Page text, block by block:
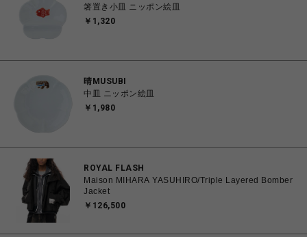
箸置き小皿 ニッポン絵皿
￥1,320
晴MUSUBI
中皿 ニッポン絵皿
￥1,980
ROYAL FLASH
Maison MIHARA YASUHIRO/Triple Layered Bomber
Jacket
￥126,500